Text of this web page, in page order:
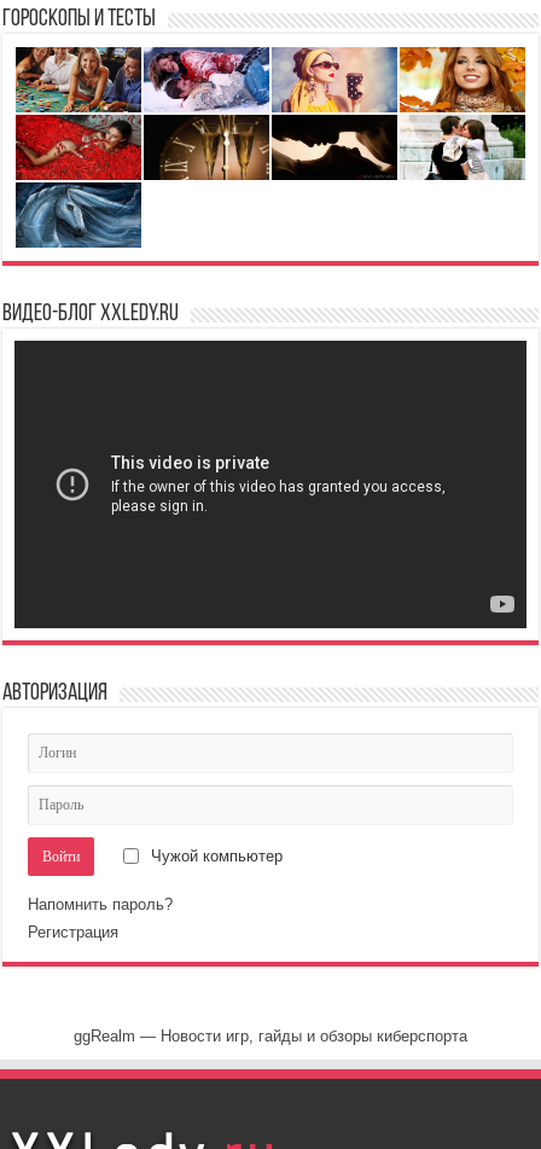
Гороскопы и Тесты
Видео-блог XXLedy.ru
Авторизация
Чужой компьютер
Напомнить пароль?
Регистрация
ggRealm — Новости игр, гайды и обзоры киберспорта